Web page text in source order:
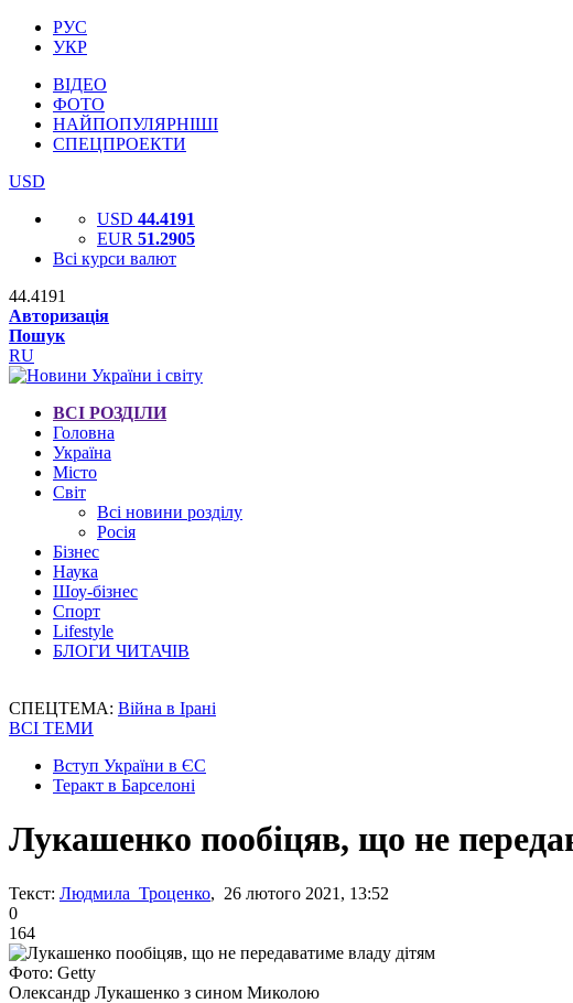
РУС
УКР
ВІДЕО
ФОТО
НАЙПОПУЛЯРНІШІ
СПЕЦПРОЕКТИ
USD
USD 44.4191
EUR 51.2905
Всі курси валют
44.4191
Авторизація
Пошук
RU
ВСІ РОЗДІЛИ
Головна
Україна
Місто
Світ
Всі новини розділу
Росія
Бізнес
Наука
Шоу-бізнес
Спорт
Lifestyle
БЛОГИ ЧИТАЧІВ
СПЕЦТЕМА: Війна в Ірані
ВСІ ТЕМИ
Вступ України в ЄС
Теракт в Барселоні
Лукашенко пообіцяв, що не
Текст: Людмила Троценко, 26 лютого 2021, 13:52
0
164
Фото: Getty
Олександр Лукашенко з сином Миколою